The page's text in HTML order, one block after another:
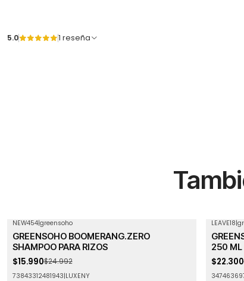
5.0 1 reseña
OFF
NEW454|greensoho
GREENSOHO BOOMERANG.ZERO
SHAMPOO PARA RIZOS
$15.990$24.992
OFF
LEAVE18|
250 ML
$22.300
73843312481943|LUXENY